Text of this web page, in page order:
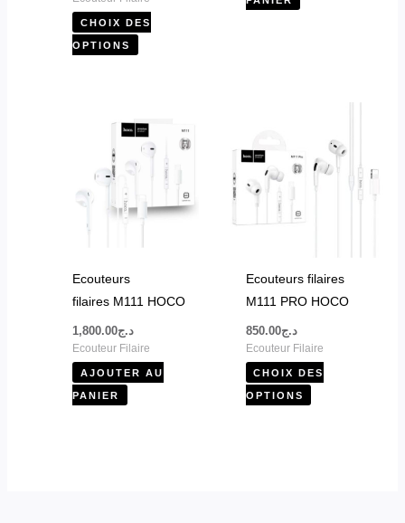
CHOIX DES
OPTIONS
du
produit
Ecouteurs
filaires M111 HOCO
د.ج1,800.00
Ecouteur Filaire
AJOUTER AU
PANIER
Ecouteurs filaires
M111 PRO HOCO
د.ج850.00
Ecouteur Filaire
CHOIX DES
OPTIONS
a
plusieurs
variations.
peuvent
être
la
page
du